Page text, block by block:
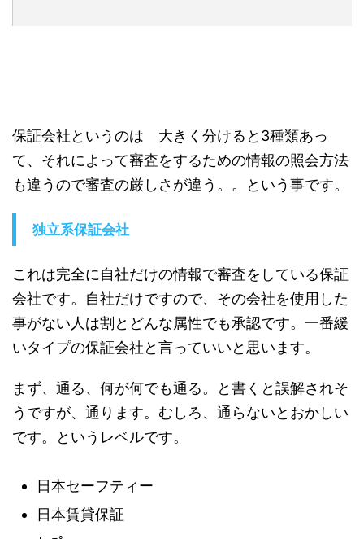
保証会社というのは 大きく分けると3種類あっ
て、それによって審査をするための情報の照会方法
も違うので審査の厳しさが違う。。という事です。
独立系保証会社
これは完全に自社だけの情報で審査をしている保証
会社です。自社だけですので、その会社を使用した
事がない人は割とどんな属性でも承認です。一番緩
いタイプの保証会社と言っていいと思います。
まず、通る、何が何でも通る。と書くと誤解されそ
うですが、通ります。むしろ、通らないとおかしい
です。というレベルです。
日本セーフティー
日本賃貸保証